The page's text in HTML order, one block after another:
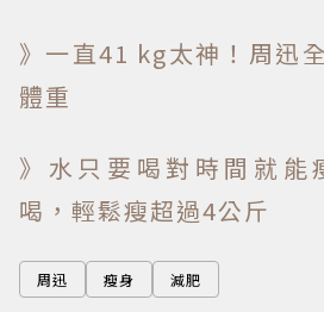
》一直41 kg太神！周迅
體重
》水只要喝對時間就能
喝，輕鬆瘦超過4公斤
周迅 瘦身 減肥